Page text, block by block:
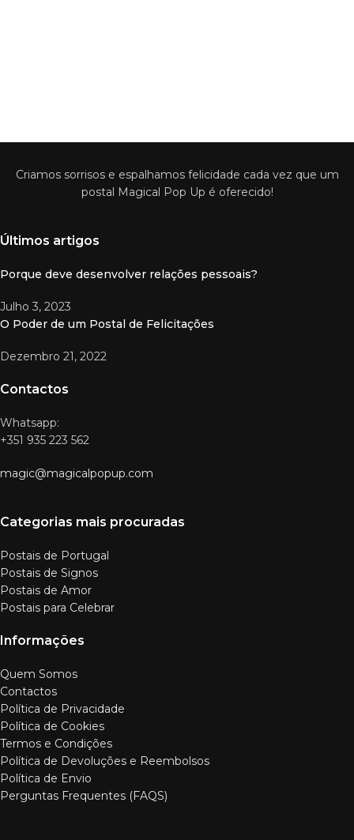
Criamos sorrisos e espalhamos felicidade cada vez que um
postal Magical Pop Up é oferecido!
Últimos artigos
Porque deve desenvolver relações pessoais?
Julho 3, 2023
O Poder de um Postal de Felicitações
Dezembro 21, 2022
Contactos
Whatsapp:
+351 935 223 562
magic@magicalpopup.com
Categorias mais procuradas
Postais de Portugal
Postais de Signos
Postais de Amor
Postais para Celebrar
Informações
Quem Somos
Contactos
Política de Privacidade
Política de Cookies
Termos e Condições
Política de Devoluções e Reembolsos
Política de Envio
Perguntas Frequentes (FAQS)